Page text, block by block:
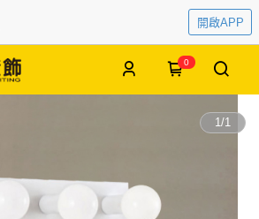
開啟APP
0
1/1